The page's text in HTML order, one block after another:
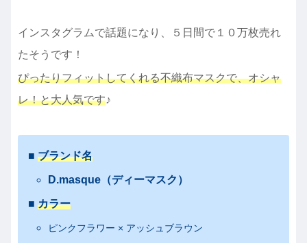
インスタグラムで話題になり、５日間で１０万枚売れ
たそうです！
ぴったりフィットしてくれる不織布マスクで、オシャ
レ！と大人気です♪
■ ブランド名
D.masque（ディーマスク）
■ カラー
ピンクフラワー × アッシュブラウン